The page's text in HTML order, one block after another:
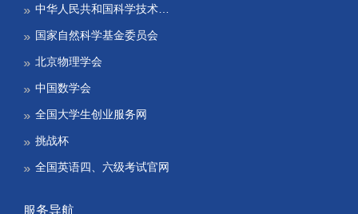
中华人民共和国科学技术…
国家自然科学基金委员会
北京物理学会
中国数学会
全国大学生创业服务网
挑战杯
全国英语四、六级考试官网
服务导航